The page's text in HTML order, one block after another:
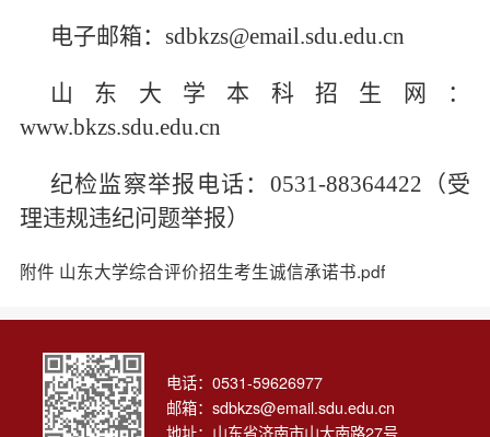
电子邮箱：sdbkzs@email.sdu.edu.cn
山东大学本科招生网：
www.bkzs.sdu.edu.cn
纪检监察举报电话：0531-88364422（受
理违规违纪问题举报）
附件 山东大学综合评价招生考生诚信承诺书.pdf
电话：0531-59626977
邮箱：sdbkzs@email.sdu.edu.cn
地址：山东省济南市山大南路27号